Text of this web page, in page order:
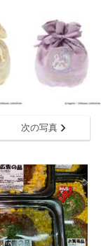
次の写真